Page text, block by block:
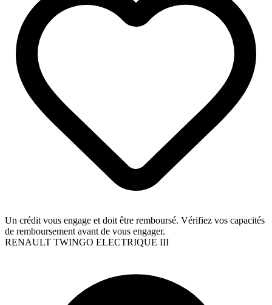
Un crédit vous engage et doit être remboursé. Vérifiez vos capacités
de remboursement avant de vous engager.
RENAULT TWINGO ELECTRIQUE III